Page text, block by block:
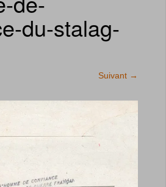
du-stalag-
Suivant →